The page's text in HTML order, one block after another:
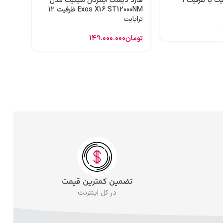
Exos X16 ST12000NM ظرفیت 12
ترابایت
تومان149.000.000
تضمین کمترین قیمت
در کل اینترنت